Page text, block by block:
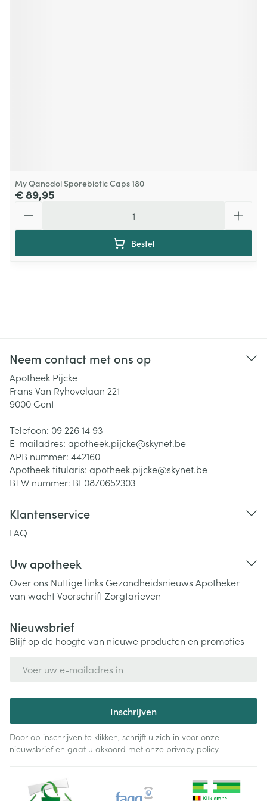
My Qanodol Sporebiotic Caps 180
€ 89,95
Bestel
Neem contact met ons op
Apotheek Pijcke
Frans Van Ryhovelaan 221
9000 Gent
Telefoon: 09 226 14 93
E-mailadres: apotheek.pijcke@skynet.be
APB nummer: 442160
Apotheek titularis: apotheek.pijcke@skynet.be
BTW nummer: BE0870652303
Klantenservice
FAQ
Uw apotheek
Over ons Nuttige links Gezondheidsnieuws Apotheker
van wachtVoorschriftZorgtarieven
Nieuwsbrief
Blijf op de hoogte van nieuwe producten en promoties
Inschrijven
Door op inschrijven te klikken, schrijft u zich in voor onze
nieuwsbrief en gaat u akkoord met onze privacy policy.